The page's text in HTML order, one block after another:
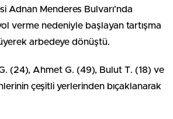
Adnan Menderes Bulvarı’nda
verme nedeniyle başlayan tartışma
arbedeye dönüştü.
(24), Ahmet G. (49), Bulut T. (18) ve
çeşitli yerlerinden bıçaklanarak